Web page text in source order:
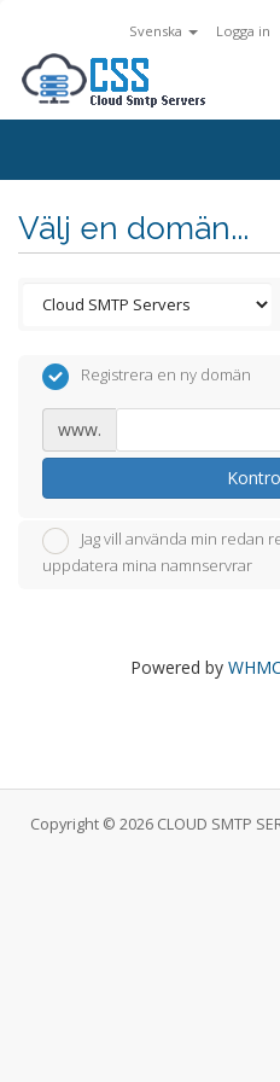
Svenska Logga in
Välj en domän...
Registrera en ny domän
www.
Jag vill använda min redan
uppdatera mina namnservrar
Powered by
Copyright © 2026 CLOUD SMTP